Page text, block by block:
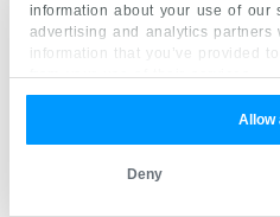
information about your use of our
advertising and analytics
information that you’ve provided
from your use of their services.
Allow
Deny
Duodenum
Lerneinheit
Lerneinheit